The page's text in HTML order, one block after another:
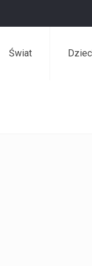
Świat